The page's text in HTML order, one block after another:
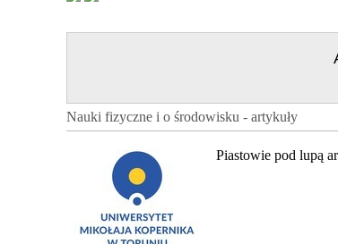
Nauki fizyczne i o środowisku - artykuły
Piastowie pod lupą